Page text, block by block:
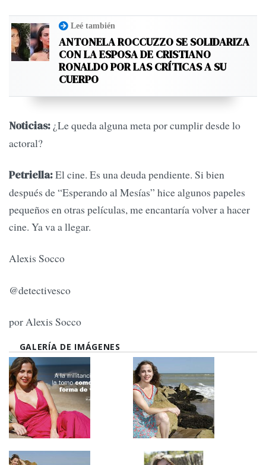
Leé también
ANTONELA ROCCUZZO SE SOLIDARIZA
CON LA ESPOSA DE CRISTIANO
RONALDO POR LAS CRÍTICAS A SU
CUERPO
Noticias: ¿Le queda alguna meta por cumplir desde lo
actoral?
Petriella:El cine. Es una deuda pendiente. Si bien
después de “Esperando al Mesías” hice algunos papeles
pequeños en otras películas, me encantaría volver a hacer
cine. Ya va a llegar.
Alexis Socco
@detectivesco
por Alexis Socco
GALERÍA DE IMÁGENES